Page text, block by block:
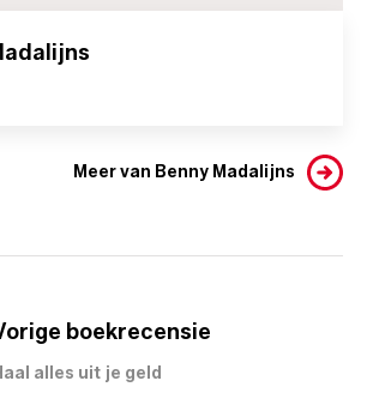
Meer van Benny Madalijns
boekrecensie
alles uit je geld